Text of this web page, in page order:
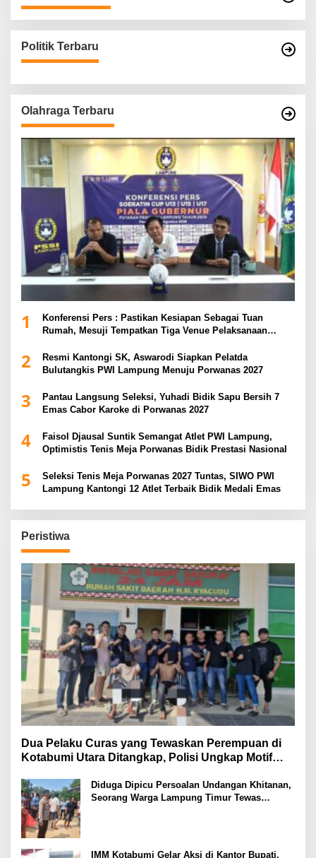
Politik Terbaru
Olahraga Terbaru
1
Konferensi Pers : Pastikan Kesiapan Sebagai Tuan
Rumah, Mesuji Tempatkan Tiga Venue Pelaksanaan
2
Resmi Kantongi SK, Aswarodi Siapkan Pelatda
Bulutangkis PWI Lampung Menuju Porwanas 2027
3
Pantau Langsung Seleksi, Yuhadi Bidik Sapu Bersih 7
Emas Cabor Karoke di Porwanas 2027
4
Faisol Djausal Suntik Semangat Atlet PWI Lampung,
Optimistis Tenis Meja Porwanas Bidik Prestasi Nasional
5
Seleksi Tenis Meja Porwanas 2027 Tuntas, SIWO PWI
Lampung Kantongi 12 Atlet Terbaik Bidik Medali Emas
Peristiwa
Dua Pelaku Curas yang Tewaskan Perempuan di
Kotabumi Utara Ditangkap, Polisi Ungkap Motif
Diduga Dipicu Persoalan Undangan Khitanan,
Seorang Warga Lampung Timur Tewas
IMM Kotabumi Gelar Aksi di Kantor Bupati,